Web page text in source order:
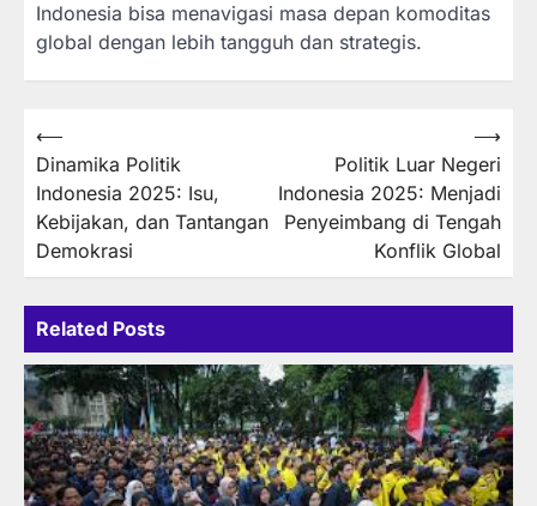
Indonesia bisa menavigasi masa depan komoditas
global dengan lebih tangguh dan strategis.
Post
navigation
⟵
Dinamika Politik
Indonesia 2025: Isu,
Kebijakan, dan Tantangan
Demokrasi
Politik Luar Negeri
Indonesia 2025: Menjadi
Penyeimbang di Tengah
Konflik Global
⟶
Related Posts